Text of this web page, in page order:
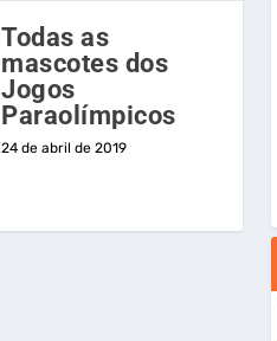
Todas as
mascotes dos
Jogos
Paraolímpicos
24 de abril de 2019